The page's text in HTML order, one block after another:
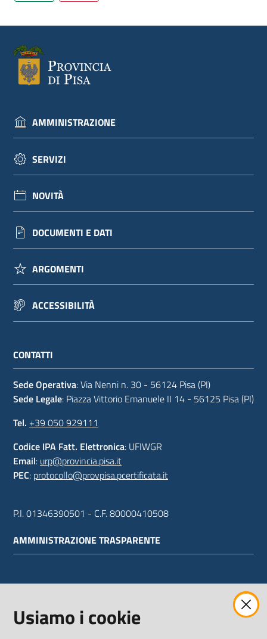
AMMINISTRAZIONE
SERVIZI
NOVITÀ
DOCUMENTI E DATI
ARGOMENTI
ACCESSIBILITÀ
CONTATTI
Sede Operativa: Via Nenni n. 30 - 56124 Pisa (PI)
Sede Legale: Piazza Vittorio Emanuele II 14 - 56125 Pisa (PI)
Tel. +39 050 929111
Codice IPA Fatt. Elettronica: UFIWGR
Email: urp@provincia.pisa.it
PEC: protocollo@provpisa.pcertificata.it
P.I. 01346390501 - C.F. 80000410508
AMMINISTRAZIONE TRASPARENTE
Usiamo i cookie